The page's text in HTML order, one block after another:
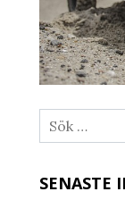
Sök
efter:
SENASTE